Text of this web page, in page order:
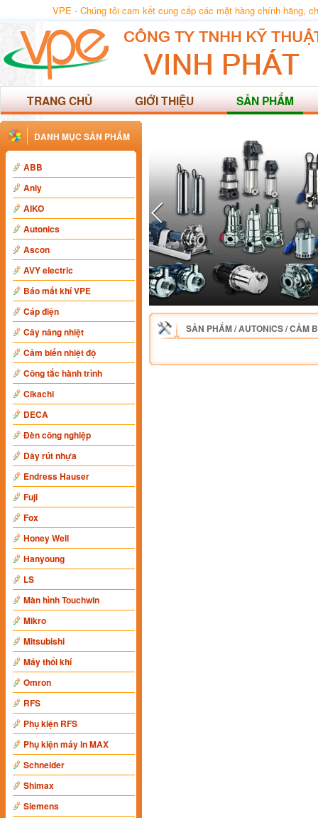
VPE - Chúng tôi cam kết cung cấp các mặt hàng chính hãng,
TRANG CHỦ GIỚI THIỆU SẢN PHẨM
DANH MỤC SẢN PHẨM
ABB
Anly
AIKO
Autonics
Ascon
AVY electric
Báo mất khí VPE
Cáp điện
Cây nâng nhiệt
Cảm biến nhiệt độ
Công tắc hành trình
Cikachi
DECA
Đèn công nghiệp
Dây rút nhựa
Endress Hauser
Fuji
Fox
Honey Well
Hanyoung
LS
Màn hình Touchwin
Mikro
Mitsubishi
Máy thổi khí
Omron
RFS
Phụ kiện RFS
Phụ kiện máy in MAX
Schneider
Shimax
Siemens
SẢN PHẨM/AUTONICS/CẢM